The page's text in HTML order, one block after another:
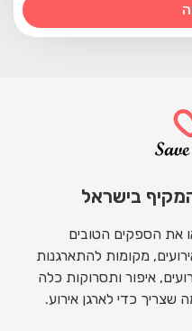
בישראל
את הספקים הטובים
מקומות להתארגנות
איפור ותסרוקות כלה
כדי לארגן אירוע.